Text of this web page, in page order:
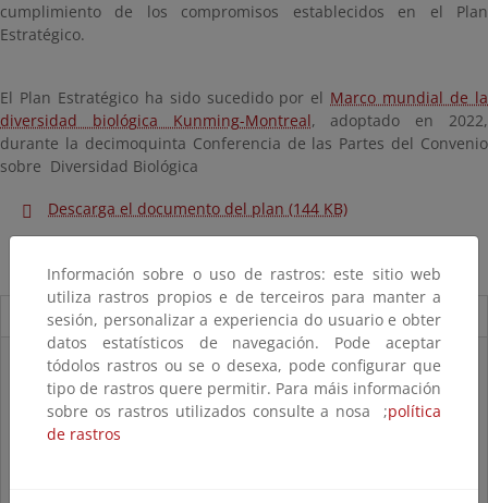
cumplimiento de los compromisos establecidos en el Plan
Estratégico.
El Plan Estratégico ha sido sucedido por el Marco mundial de la
diversidad biológica Kunming-Montreal, adoptado en 2022,
durante la decimoquinta Conferencia de las Partes del Convenio
sobre Diversidad Biológica
Descarga el documento del plan (144 KB)
Novedades
Listas patrón
El MITECO revisa y actualiza la Lista Patrón de las especies
silvestres presentes en España
Información sobre o uso de rastros: este sitio web
utiliza rastros propios e de terceiros para manter a
sesión, personalizar a experiencia do usuario e obter
datos estatísticos de navegación. Pode aceptar
tódolos rastros ou se o desexa, pode configurar que
tipo de rastros quere permitir. Para máis información
sobre os rastros utilizados consulte a nosa ;política
de rastros